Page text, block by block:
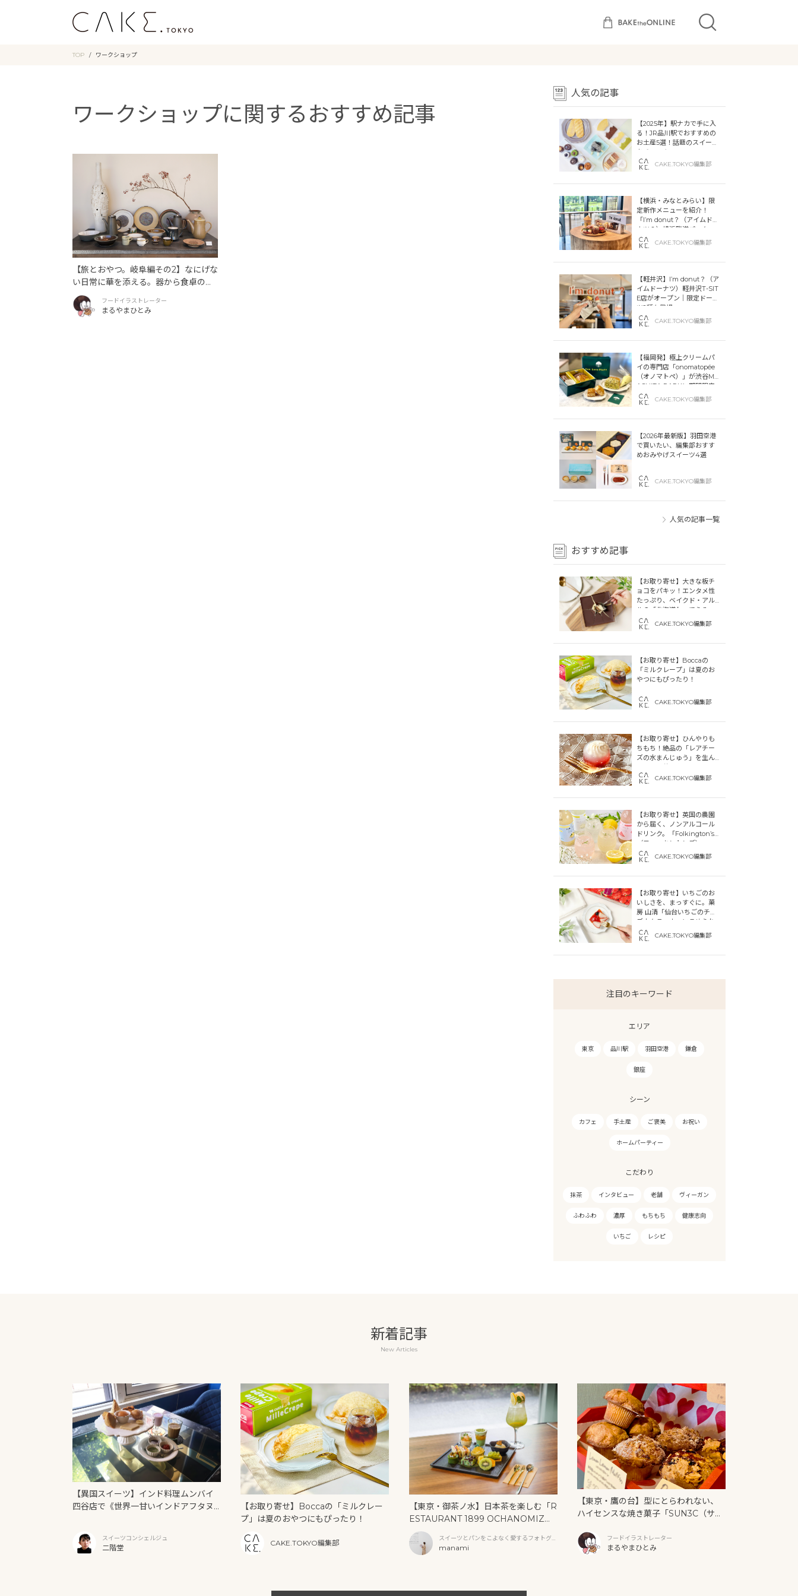
TOP ワークショップ
ワークショップに関するおすすめ記事
【旅とおやつ。岐阜編その2】なにげな
い日常に華を添える。器から食卓の提
案を。
フードイラストレーター
まるやまひとみ
人気の記事
【2025年】駅ナカで手に入
る！JR品川駅でおすすめの
お土産5選！話題のスイーツ
をチェック
CAKE.TOKYO編集部
【横浜・みなとみらい】限
定新作メニューを紹介！
「I’m donut？（アイムドー
ナツ？）横浜臨港パーク」
「dacō（ダコー）横浜臨港
パーク」横浜ティンバーワ
CAKE.TOKYO編集部
【軽井沢】I’m donut？（ア
イムドーナツ）軽井沢T-SIT
E店がオープン｜限定ドーナ
ツ2種も登場
CAKE.TOKYO編集部
【福岡発】極上クリームパ
イの専門店「onomatopée
（オノマトペ）」が渋谷MIY
ASHITA PARKに期間限定
オープン！CAKE.TOKYO編集部
【2026年最新版】羽田空港
で買いたい、編集部おすす
めおみやげスイーツ4選
CAKE.TOKYO編集部
人気の記事一覧
おすすめ記事
【お取り寄せ】大きな板チ
ョコをパキッ！エンタメ性
たっぷり、ベイクド・アル
ルの「北海道わってらみ
す」
CAKE.TOKYO編集部
【お取り寄せ】Boccaの
「ミルクレープ」は夏のお
やつにもぴったり！
CAKE.TOKYO編集部
【お取り寄せ】ひんやりも
ちもち！絶品の「レアチー
ズの水まんじゅう」を生ん
だ「中津菓子かねい」のス
トーリーCAKE.TOKYO編集部
【お取り寄せ】英国の農園
から届く、ノンアルコール
ドリンク。「Folkington’s
（フォーキントンズ）」
CAKE.TOKYO編集部
【お取り寄せ】いちごのお
いしさを、まっすぐに。菓
房 山清「仙台いちごのチー
ズカタラーナ」にこめられ
た宮城への想い
CAKE.TOKYO編集部
注目のキーワード
エリア
東京 品川駅 羽田空港 鎌倉
銀座
シーン
カフェ 手土産 ご褒美 お祝い
ホームパーティー
こだわり
抹茶 インタビュー 老舗 ヴィーガン
ふわふわ 濃厚 もちもち 健康志向
いちご レシピ
新着記事
New Articles
【異国スイーツ】インド料理ムンバイ
四谷店で《世界一甘いインドアフタヌ
スイーツコンシェルジュ
二階堂
【お取り寄せ】Boccaの「ミルクレー
プ」は夏のおやつにもぴったり！
CAKE.TOKYO編集部
【東京・御茶ノ水】日本茶を楽しむ「R
ESTAURANT 1899 OCHANOMIZ
U」の抹茶アフタヌーンティーと新作ク
リームソーダ
スイーツとパンをこよなく愛するフォトグラ
ファー
manami
【東京・鷹の台】型にとらわれない、
ハイセンスな焼き菓子「SUN3C（サン
フードイラストレーター
まるやまひとみ